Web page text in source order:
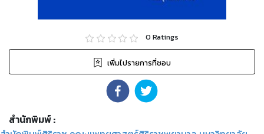
0 Ratings
เพิ่มไปรายการที่ชอบ
สำนักพิมพ์: